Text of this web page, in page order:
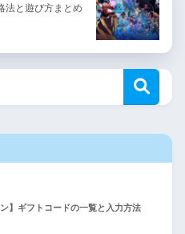
法と遊び方まとめ
ン】ギフトコードの一覧と入力方法